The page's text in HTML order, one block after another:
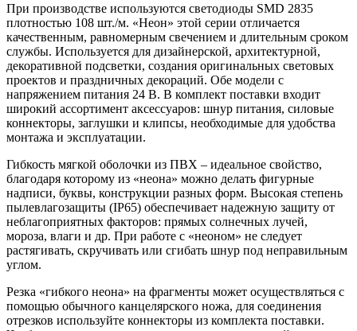
При производстве используются светодиоды SMD 2835
плотностью 108 шт./м. «Неон» этой серии отличается
качественным, равномерным свечением и длительным сроком
службы. Используется для дизайнерской, архитектурной,
декоративной подсветки, создания оригинальных световых
проектов и праздничных декораций. Обе модели с
напряжением питания 24 В. В комплект поставки входит
широкий ассортимент аксессуаров: шнур питания, силовые
коннекторы, заглушки и клипсы, необходимые для удобства
монтажа и эксплуатации.
Гибкость мягкой оболочки из ПВХ – идеальное свойство,
благодаря которому из «неона» можно делать фигурные
надписи, буквы, конструкции разных форм. Высокая степень
пылевлагозащиты (IP65) обеспечивает надежную защиту от
неблагоприятных факторов: прямых солнечных лучей,
мороза, влаги и др. При работе с «неоном» не следует
растягивать, скручивать или сгибать шнур под неправильным
углом.
Резка «гибкого неона» на фрагменты может осуществляться с
помощью обычного канцелярского ножа, для соединения
отрезков используйте коннекторы из комплекта поставки.